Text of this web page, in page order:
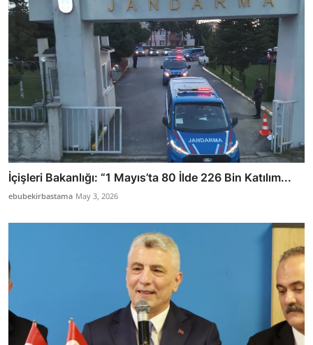
İçişleri Bakanlığı: “1 Mayıs’ta 80 İlde 226 Bin Katılım...
ebubekirbastama May 3, 2026